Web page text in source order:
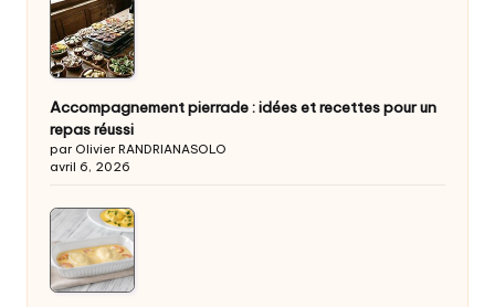
Accompagnement pierrade : idées et recettes pour un
repas réussi
par Olivier RANDRIANASOLO
avril 6, 2026